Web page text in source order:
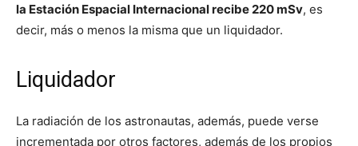
la Estación Espacial Internacional recibe 220 mSv, es
decir, más o menos la misma que un liquidador.
Liquidador
La radiación de los astronautas, además, puede verse
incrementada por otros factores, además de los propios